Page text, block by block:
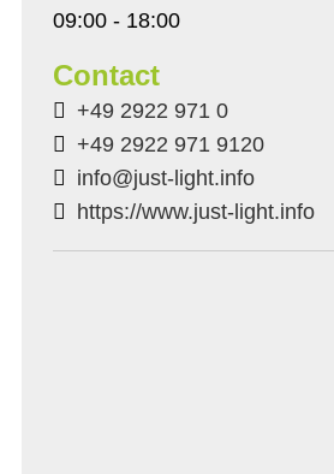
09:00 - 18:00
Contact
+49 2922 971 0
+49 2922 971 9120
info@just-light.info
https://www.just-light.info